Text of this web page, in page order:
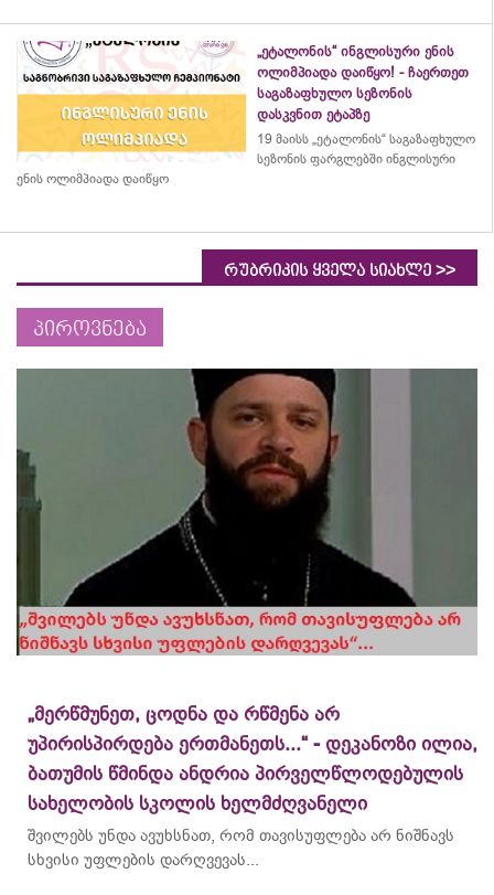
„ეტალონის“ ინგლისური ენის
ოლიმპიადა დაიწყო! - ჩაერთეთ
საგაზაფხულო სეზონის
დასკვნით ეტაპზე
19 მაისს „ეტალონის“ საგაზაფხულო
სეზონის ფარგლებში ინგლისური
ენის ოლიმპიადა დაიწყო
რუბრიკის ყველა სიახლე >>
პიროვნება
„მერწმუნეთ, ცოდნა და რწმენა არ
უპირისპირდება ერთმანეთს...“ - დეკანოზი ილია,
ბათუმის წმინდა ანდრია პირველწლოდებულის
სახელობის სკოლის ხელმძღვანელი
შვილებს უნდა ავუხსნათ, რომ თავისუფლება არ ნიშნავს
სხვისი უფლების დარღვევას...